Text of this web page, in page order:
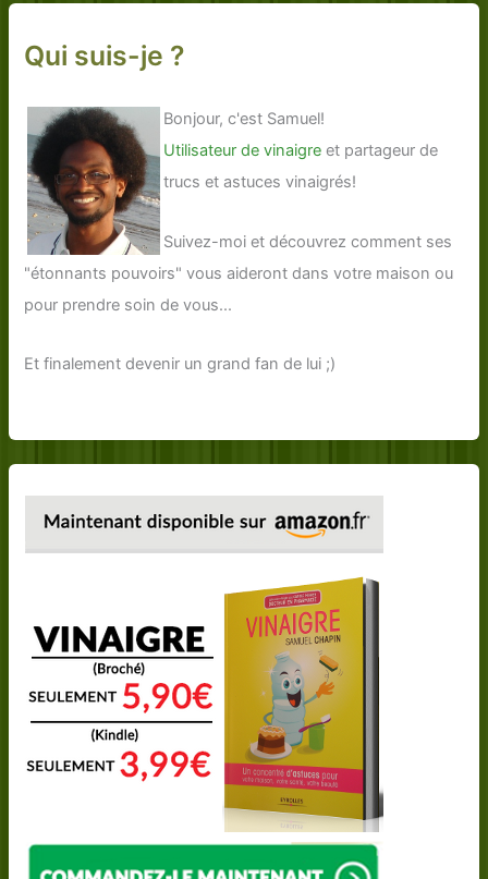
Qui suis-je ?
Bonjour, c'est Samuel!
Utilisateur de vinaigre et partageur de
trucs et astuces vinaigrés!
Suivez-moi et découvrez comment ses
"étonnants pouvoirs" vous aideront dans votre maison ou
pour prendre soin de vous...
Et finalement devenir un grand fan de lui ;)